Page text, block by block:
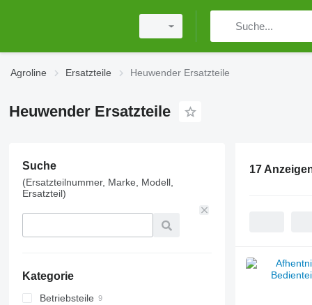
Agroline Ersatzteile Heuwender Ersatzteile
Heuwender Ersatzteile
Suche
(Ersatzteilnummer, Marke, Modell,
Ersatzteil)
Kategorie
Betriebsteile
17